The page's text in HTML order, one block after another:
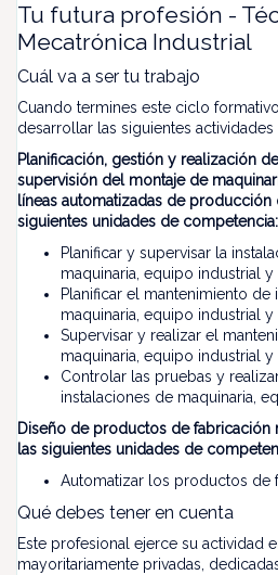
Tu futura profesión -
Mecatrónica Industrial
Cuál va a ser tu trabajo
Cuando termines este ciclo
desarrollar las siguientes
Planificación, gestión y realización
supervisión del montaje de
líneas automatizadas de
siguientes unidades de competencia:
Planificar y supervisar la
maquinaria, equipo industrial y
Planificar el mantenimiento de
maquinaria, equipo industrial y
Supervisar y realizar el
maquinaria, equipo industrial y
Controlar las pruebas y
instalaciones de maquinaria,
Diseño de productos de fabricación
las siguientes unidades de
Automatizar los productos de
Qué debes tener en cuenta
Este profesional ejerce su actividad
mayoritariamente privadas,